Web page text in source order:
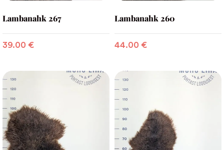
Lambanahk 267
39.00 €
Lambanahk 260
44.00 €